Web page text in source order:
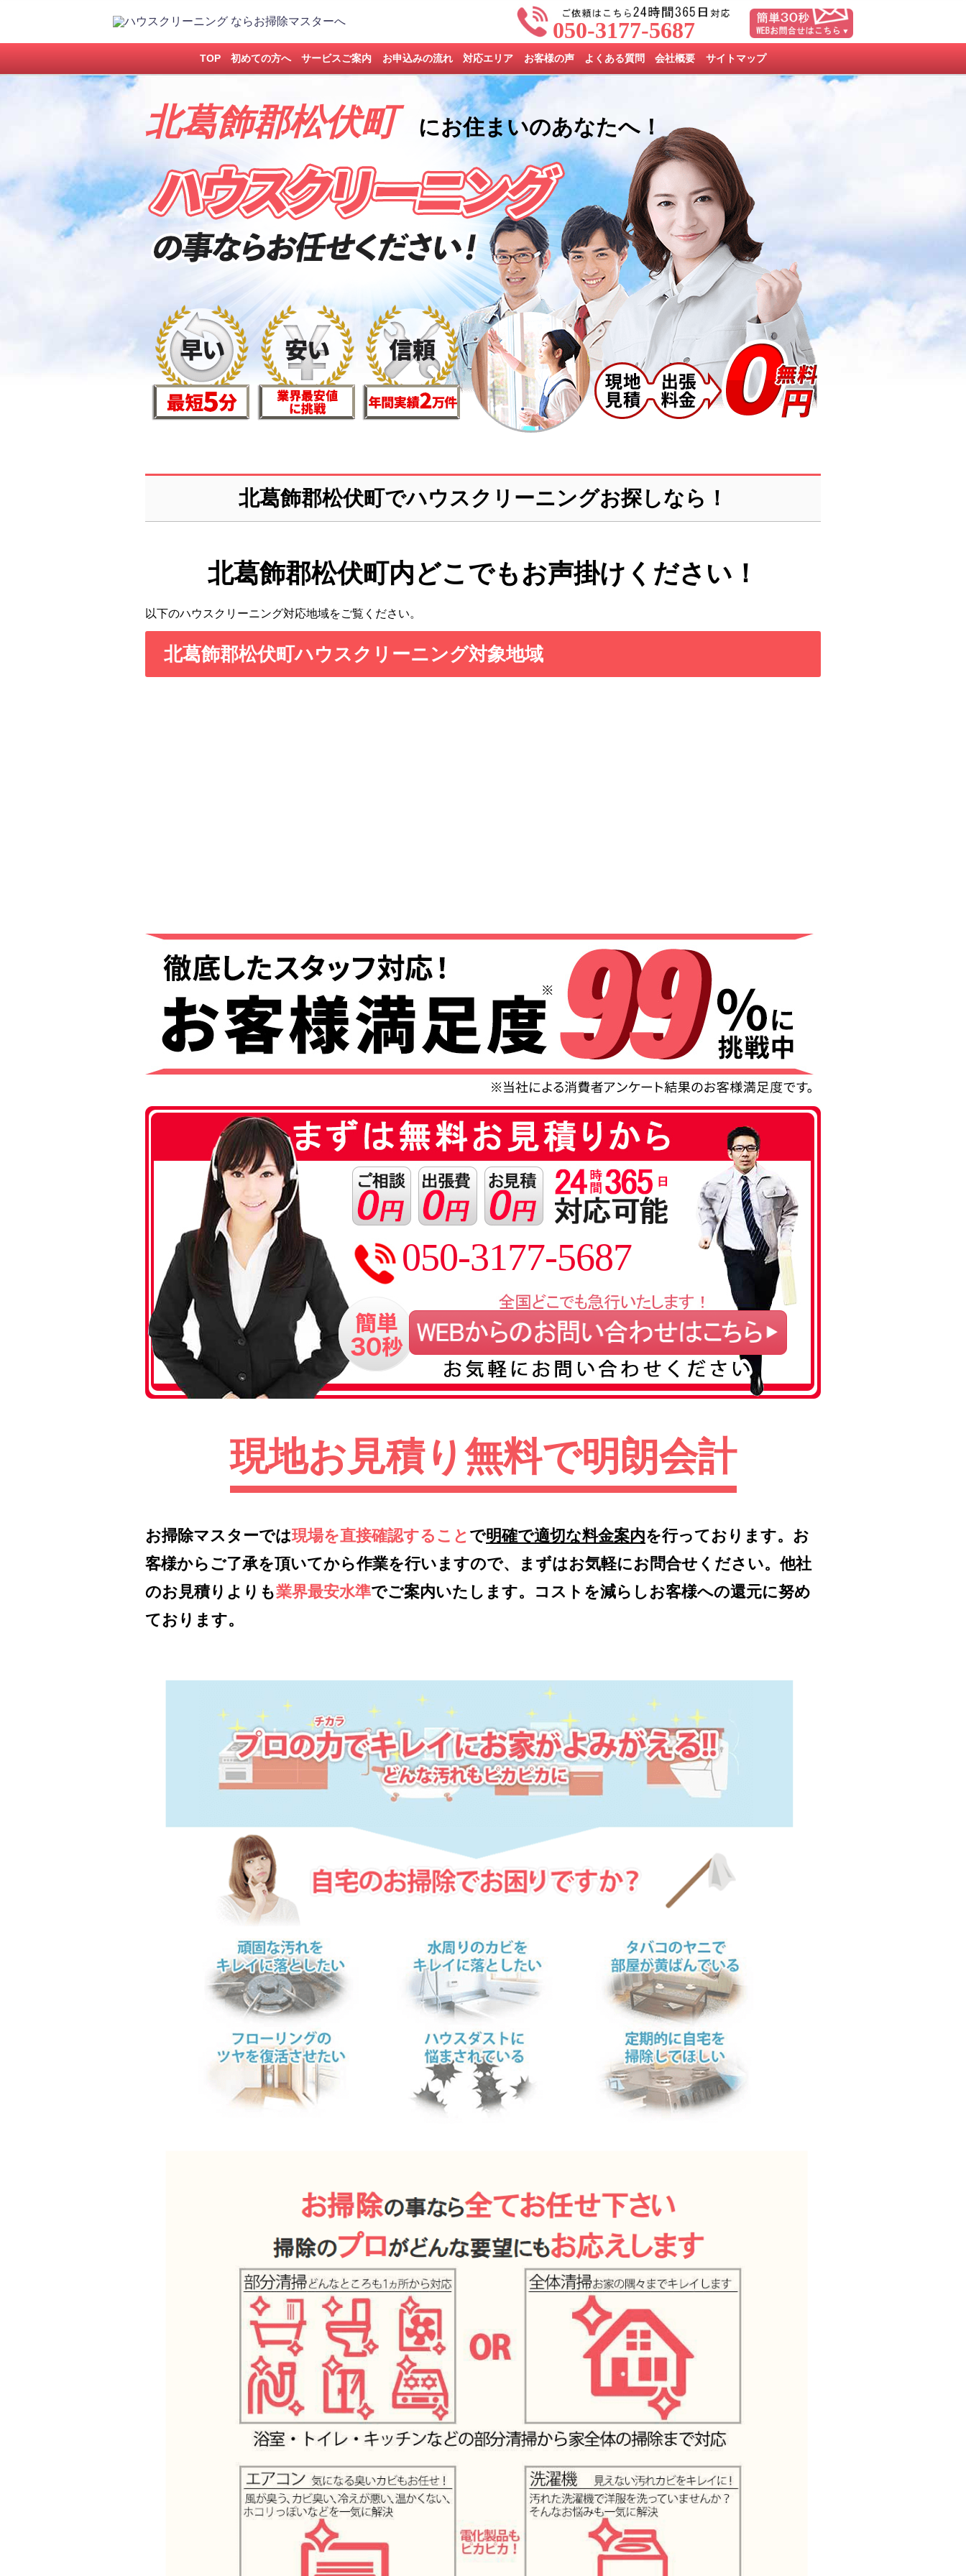
050-3177-5687
TOP 初めての方へ サービスご案内 お申込みの流れ 対応エリア お客様の声 よくある質問 会社概要 サイトマップ
北葛飾郡松伏町 にお住まいのあなたへ！
北葛飾郡松伏町でハウスクリーニングお探しなら！
北葛飾郡松伏町内どこでもお声掛けください！
以下のハウスクリーニング対応地域をご覧ください。
北葛飾郡松伏町ハウスクリーニング対象地域
050-3177-5687
現地お見積り無料で明朗会計
お掃除マスターでは現場を直接確認すること で明確で適切な料金案内を行っております。お
客様からご了承を頂いてから作業を行いますので、まずはお気軽にお問合せください。他社
のお見積りよりも業界最安水準でご案内いたします。コストを減らしお客様への還元に努め
ております。